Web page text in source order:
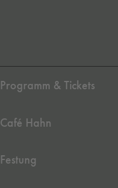
Programm & Tickets
Café Hahn
Festung